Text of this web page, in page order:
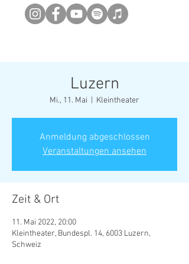
Luzern
Mi., 11. Mai Kleintheater
Anmeldung abgeschlossen
Veranstaltungen ansehen
Zeit & Ort
11. Mai 2022, 20:00
Kleintheater, Bundespl. 14, 6003 Luzern,
Schweiz